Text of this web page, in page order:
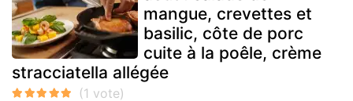
mangue, crevettes et
basilic, côte de porc
cuite à la poêle, crème
stracciatella allégée